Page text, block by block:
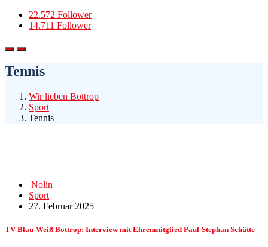
22.572 Follower
14.711 Follower
Tennis
Wir lieben Bottrop
Sport
Tennis
Nolin
Sport
27. Februar 2025
TV Blau-Weiß Bottrop: Interview mit Ehrenmitglied Paul-Stephan Schütte